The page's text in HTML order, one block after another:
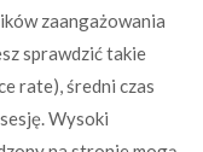
zaangażowania
sprawdzić takie
rate), średni czas
Wysoki